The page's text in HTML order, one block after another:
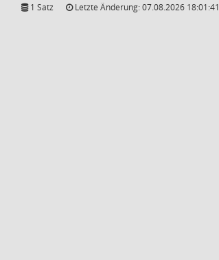
1 Satz Letzte Änderung: 07.08.2026 18:01:41